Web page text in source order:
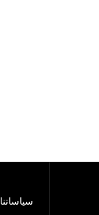
سياساتنا